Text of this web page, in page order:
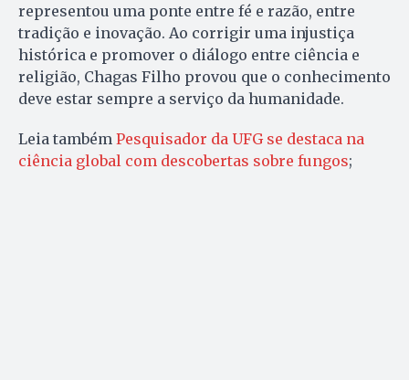
representou uma ponte entre fé e razão, entre
tradição e inovação. Ao corrigir uma injustiça
histórica e promover o diálogo entre ciência e
religião, Chagas Filho provou que o conhecimento
deve estar sempre a serviço da humanidade.
Leia também Pesquisador da UFG se destaca na
ciência global com descobertas sobre fungos;